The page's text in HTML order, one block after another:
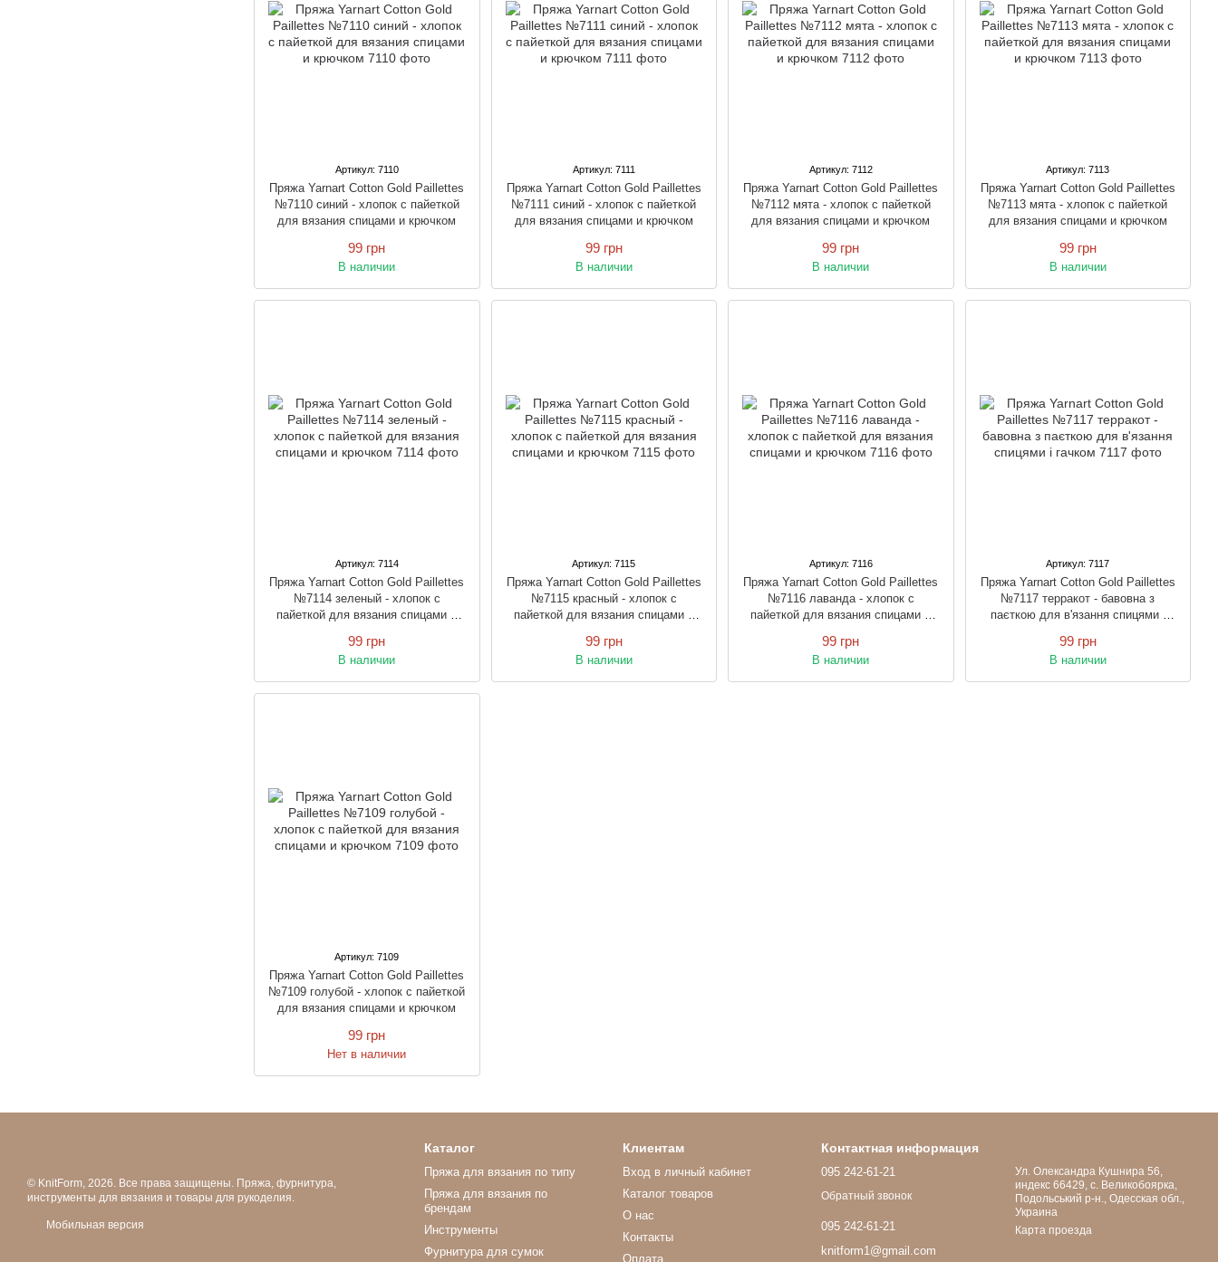
Артикул: 7110
Пряжа Yarnart Cotton Gold Paillettes
№7110 синий - хлопок с пайеткой
для вязания спицами и крючком
99 грн
В наличии
Артикул: 7111
Пряжа Yarnart Cotton Gold Paillettes
№7111 синий - хлопок с пайеткой
для вязания спицами и крючком
99 грн
В наличии
Артикул: 7112
Пряжа Yarnart Cotton Gold Paillettes
№7112 мята - хлопок с пайеткой
для вязания спицами и крючком
99 грн
В наличии
Артикул: 7113
Пряжа Yarnart Cotton Gold Paillettes
№7113 мята - хлопок с пайеткой
для вязания спицами и крючком
99 грн
В наличии
Артикул: 7114
Пряжа Yarnart Cotton Gold Paillettes
№7114 зеленый - хлопок с
пайеткой для вязания спицами и
99 грн
В наличии
Артикул: 7115
Пряжа Yarnart Cotton Gold Paillettes
№7115 красный - хлопок с
пайеткой для вязания спицами и
99 грн
В наличии
Артикул: 7116
Пряжа Yarnart Cotton Gold Paillettes
№7116 лаванда - хлопок с
пайеткой для вязания спицами и
99 грн
В наличии
Артикул: 7117
Пряжа Yarnart Cotton Gold Paillettes
№7117 терракот - бавовна з
паєткою для в'язання спицями і
99 грн
В наличии
Артикул: 7109
Пряжа Yarnart Cotton Gold Paillettes
№7109 голубой - хлопок с пайеткой
для вязания спицами и крючком
99 грн
Нет в наличии
© KnitForm, 2026. Все права защищены. Пряжа, фурнитура,
инструменты для вязания и товары для рукоделия.
Мобильная версия
Каталог
Пряжа для вязания по типу
Пряжа для вязания по
брендам
Инструменты
Фурнитура для сумок
Клиентам
Вход в личный кабинет
Каталог товаров
О нас
Контакты
Оплата
Контактная информация
095 242-61-21
Обратный звонок
095 242-61-21
knitform1@gmail.com
Ул. Олександра Кушнира 56,
индекс 66429, с. Великобоярка,
Подольський р-н., Одесская обл.,
Украина
Карта проезда